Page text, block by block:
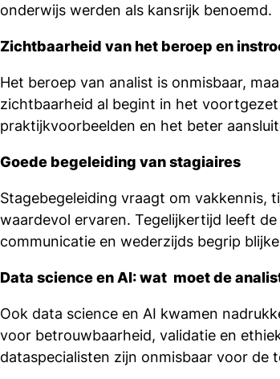
onderwijs werden als kansrijk benoemd.
Zichtbaarheid van het beroep en
Het beroep van analist is onmisbaar,
zichtbaarheid al begint in het
praktijkvoorbeelden en het beter
Goede begeleiding van stagiaires
Stagebegeleiding vraagt om vakkennis,
waardevol ervaren. Tegelijkertijd leeft
communicatie en wederzijds begrip
Data science en AI: wat moet de
Ook data science en AI kwamen
voor betrouwbaarheid, validatie en
dataspecialisten zijn onmisbaar voor de